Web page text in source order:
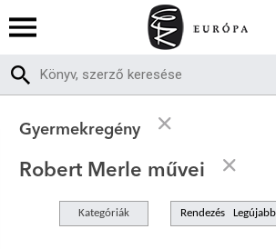
Gyermekregény
Robert Merle művei
Kategóriák Rendezés